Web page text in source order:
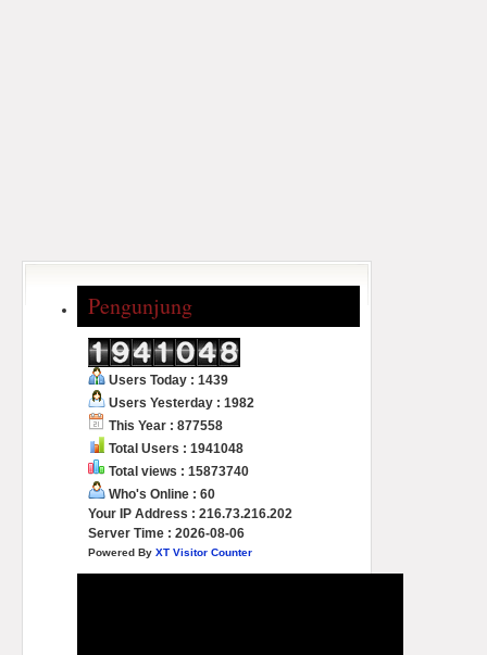
Pengunjung
Users Today : 1439
Users Yesterday : 1982
This Year : 877558
Total Users : 1941048
Total views : 15873740
Who's Online : 60
Your IP Address : 216.73.216.202
Server Time : 2026-08-06
Powered By XT Visitor Counter